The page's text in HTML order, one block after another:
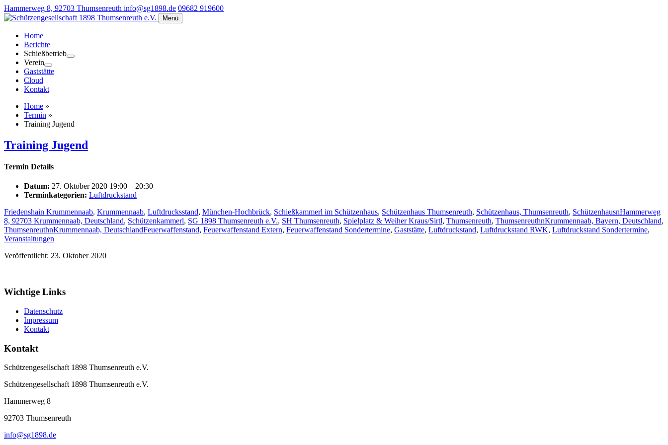
Hammerweg 8, 92703 Thumsenreuth info@sg1898.de 09682 919600
Menü
Home
Berichte
Schießbetrieb
Verein
Gaststätte
Cloud
Kontakt
Home »
Termin »
Training Jugend
Training Jugend
Termin Details
Datum: 27. Oktober 2020 19:00 – 20:30
Terminkategorien: Luftdruckstand
Friedenshain Krummennaab, Krummennaab, Luftdrucksstand, München-Hochbrück, Schießkammerl im Schützenhaus, Schützenhaus Thumsenreuth, Schützenhaus, Thumsenreuth, SchützenhausnHammerweg
8, 92703 Krummennaab, Deutschland, Schützenkammerl, SG 1898 Thumsenreuth e.V., SH Thumsenreuth, Spielplatz & Weiher Kraus/Sirtl, Thumsenreuth, ThumsenreuthnKrummennaab, Bayern, Deutschland,
ThumsenreuthnKrummennaab, DeutschlandFeuerwaffenstand, Feuerwaffenstand Extern, Feuerwaffenstand Sondertermine, Gaststätte, Luftdruckstand, Luftdruckstand RWK, Luftdruckstand Sondertermine,
Veranstaltungen
Veröffentlicht: 23. Oktober 2020
Wichtige Links
Datenschutz
Impressum
Kontakt
Kontakt
Schützengesellschaft 1898 Thumsenreuth e.V.
Schützengesellschaft 1898 Thumsenreuth e.V.
Hammerweg 8
92703 Thumsenreuth
info@sg1898.de